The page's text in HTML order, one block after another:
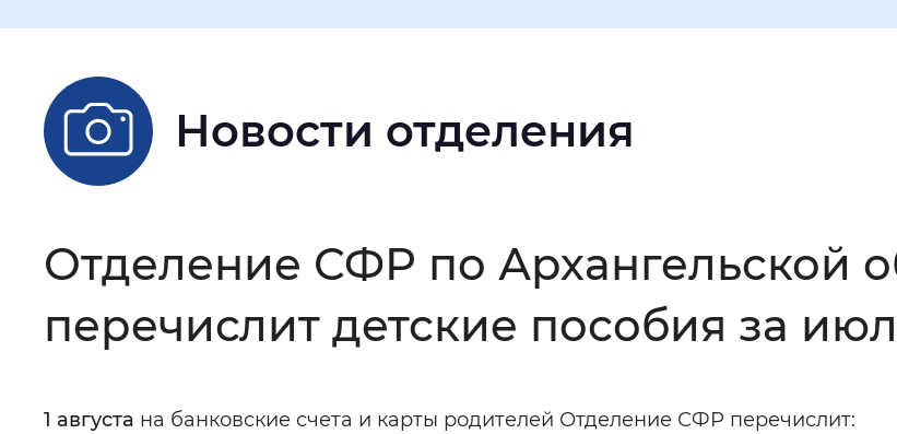
Шрифт: Без засечек С засечками
Интервал между буквами
Цвет сайта: Монохромный Инверсивный монохромный
Изображения: Включены Выключены
Новости отделения
Отделение СФР по Архангельской
перечислит детские пособия за
1 августа на банковские счета и карты родителей Отделение СФР перечислит: